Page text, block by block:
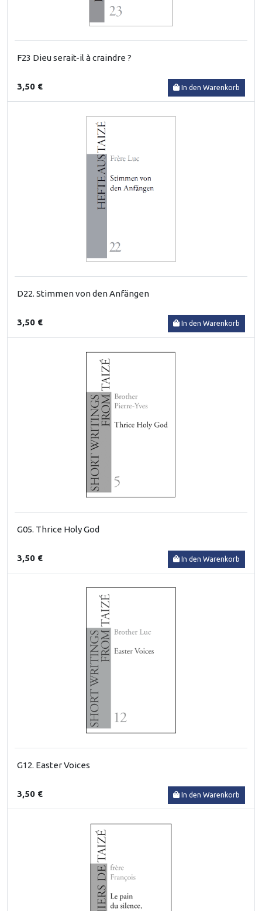
F23 Dieu serait-il à craindre ?
3,50 € In den Warenkorb
D22. Stimmen von den Anfängen
3,50 € In den Warenkorb
G05. Thrice Holy God
3,50 € In den Warenkorb
G12. Easter Voices
3,50 € In den Warenkorb